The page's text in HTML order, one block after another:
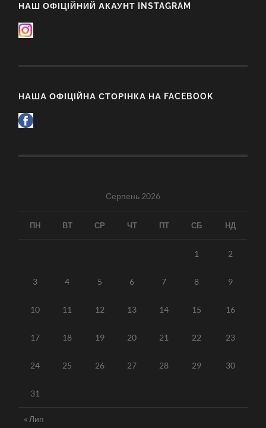
НАШ ОФІЦІЙНИЙ АКАУНТ INSTAGRAM
НАША ОФІЦІЙНА СТОРІНКА НА FACEBOOK
Серпень 2026
ПН ВТ СР ЧТ ПТ СБ НД
1 2
3 4 5 6 7 8 9
10 11 12 13 14 15 16
17 18 19 20 21 22 23
24 25 26 27 28 29 30
31
« Лип